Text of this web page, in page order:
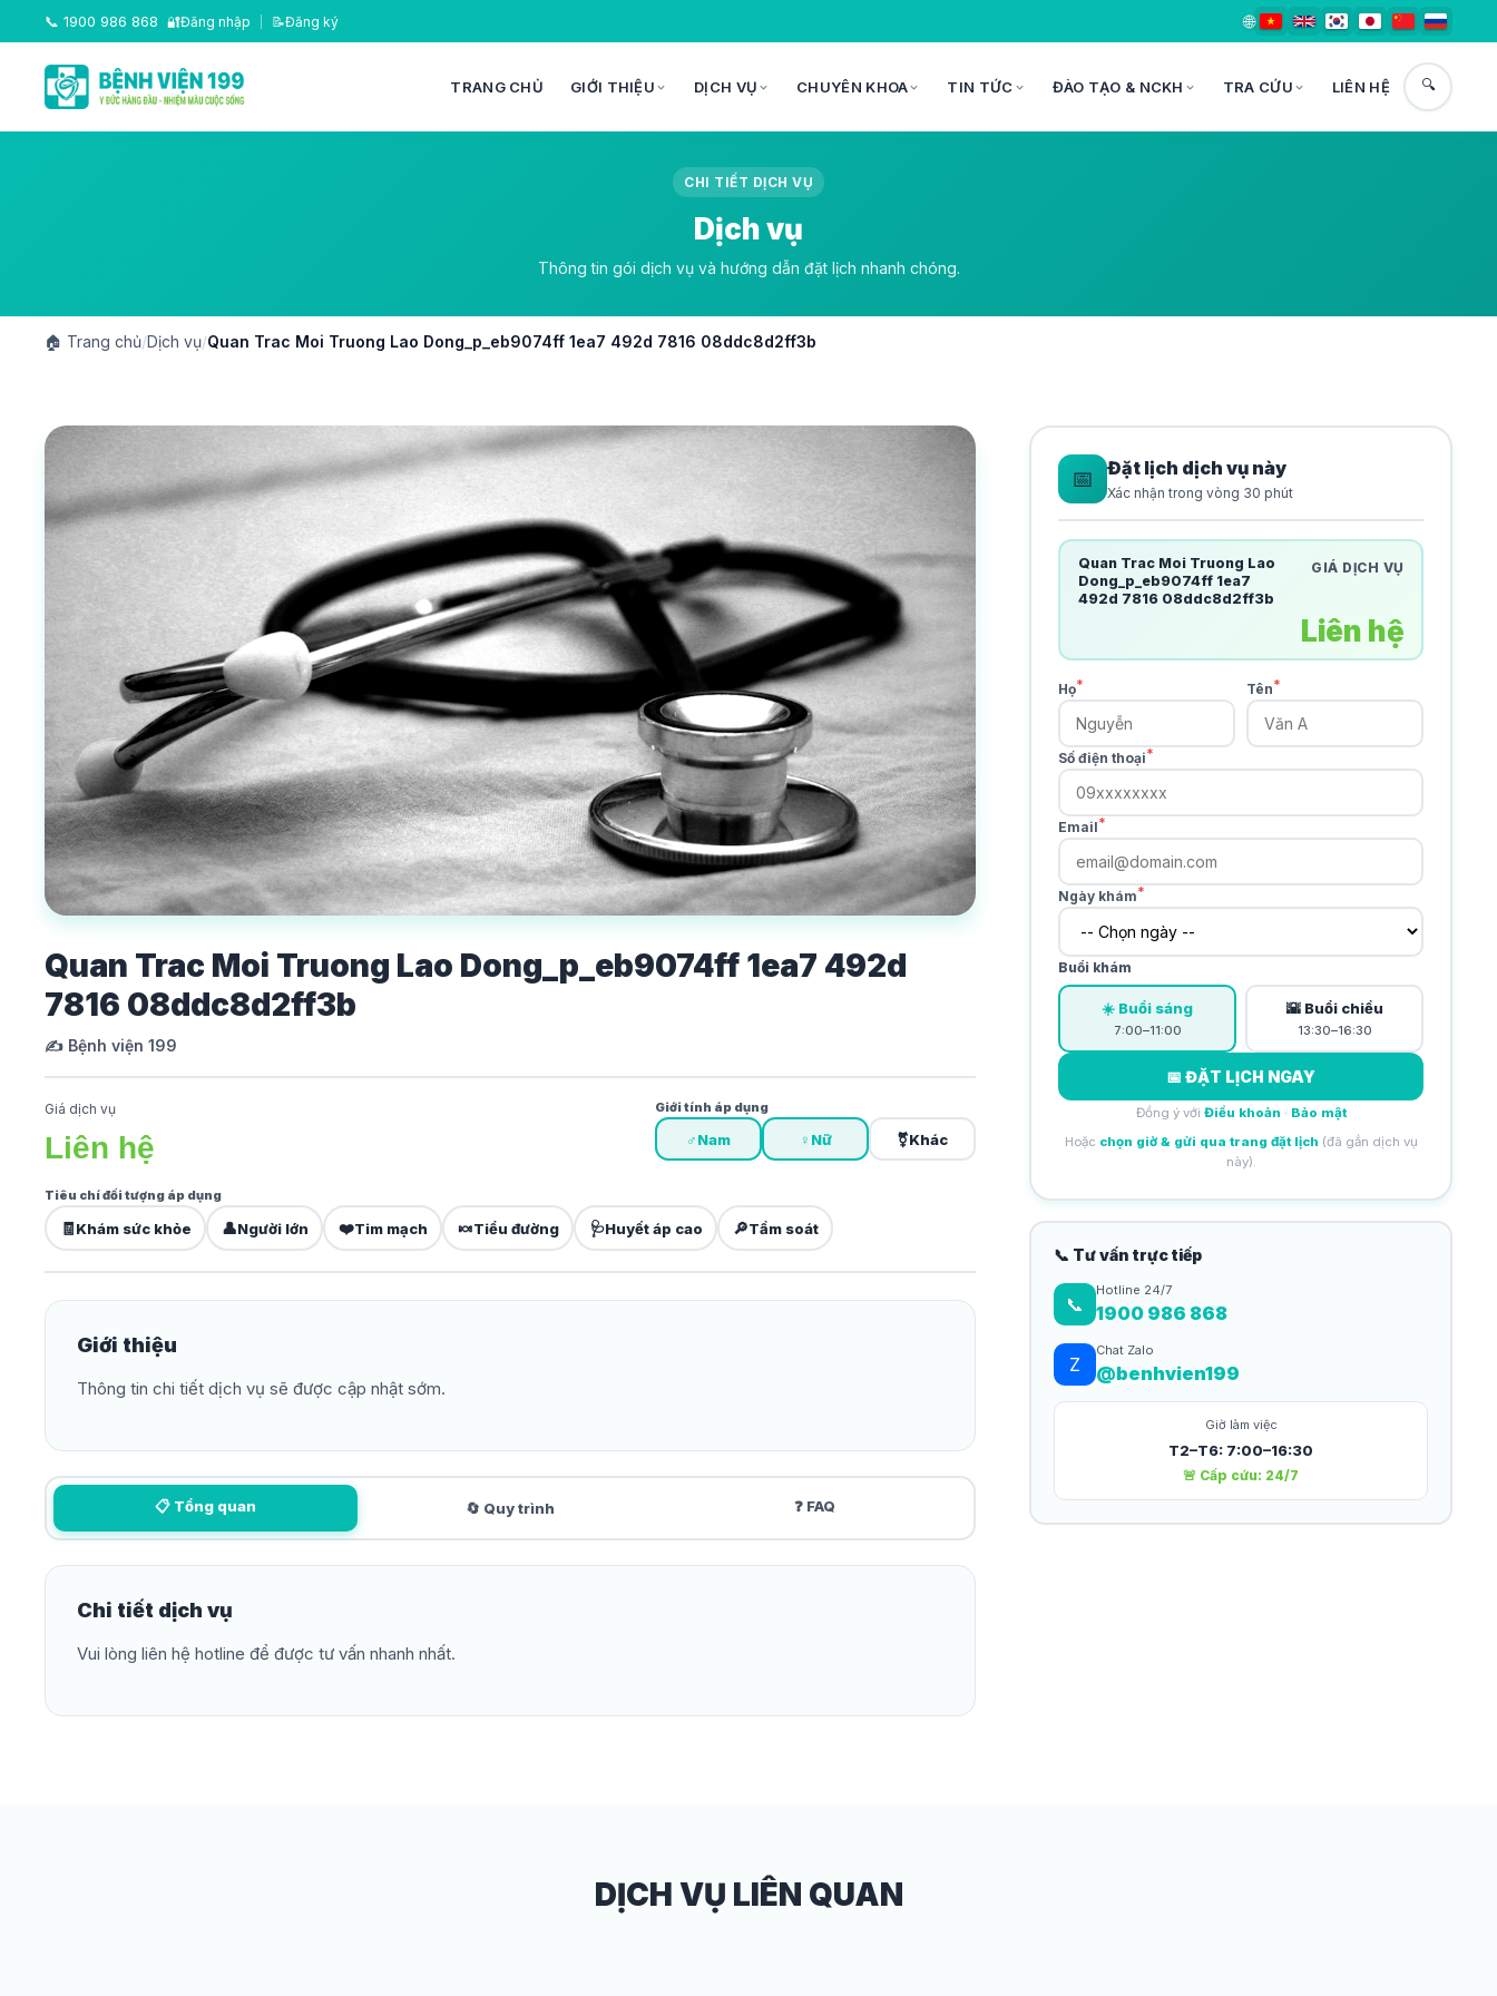
📞 1900 986 868 🔐Đăng nhập 📝Đăng ký 🌐
TRANG CHỦ GIỚI THIỆU DỊCH VỤ CHUYÊN KHOA TIN TỨC ĐÀO TẠO & NCKH TRA CỨU LIÊN HỆ 🔍
CHI TIẾT DỊCH VỤ
Dịch vụ
Thông tin gói dịch vụ và hướng dẫn đặt lịch nhanh chóng.
🏠 Trang chủ/Dịch vụ/Quan Trac Moi Truong Lao Dong_p_eb9074ff 1ea7 492d 7816 08ddc8d2ff3b
Quan Trac Moi Truong Lao Dong_p_eb9074ff 1ea7 492d
7816 08ddc8d2ff3b
✍️ Bệnh viện 199
Giá dịch vụ
Liên hệ
Giới tính áp dụng
♂Nam ♀ Nữ ⚧Khác
Tiêu chí đối tượng áp dụng
🧾Khám sức khỏe 👤Người lớn ❤️Tim mạch 🍬Tiểu đường 🩺Huyết áp cao 🔎Tầm soát
Giới thiệu
Thông tin chi tiết dịch vụ sẽ được cập nhật sớm.
📋 Tổng quan 🔄 Quy trình ❓ FAQ
Chi tiết dịch vụ
Vui lòng liên hệ hotline để được tư vấn nhanh nhất.
📅 Đặt lịch dịch vụ này
Xác nhận trong vòng 30 phút
Quan Trac Moi Truong Lao
Dong_p_eb9074ff 1ea7
492d 7816 08ddc8d2ff3b
GIÁ DỊCH VỤ
Liên hệ
Họ* Tên*
Số điện thoại*
Email*
Ngày khám*
Buổi khám
☀️ Buổi sáng
7:00–11:00
🌇 Buổi chiều
13:30–16:30
📅 ĐẶT LỊCH NGAY
Đồng ý với Điều khoản · Bảo mật
Hoặc chọn giờ & gửi qua trang đặt lịch (đã gắn dịch vụ
này).
📞 Tư vấn trực tiếp
📞
Hotline 24/7
1900 986 868
Z
Chat Zalo
@benhvien199
Giờ làm việc
T2–T6: 7:00–16:30
🚨 Cấp cứu: 24/7
DỊCH VỤ LIÊN QUAN